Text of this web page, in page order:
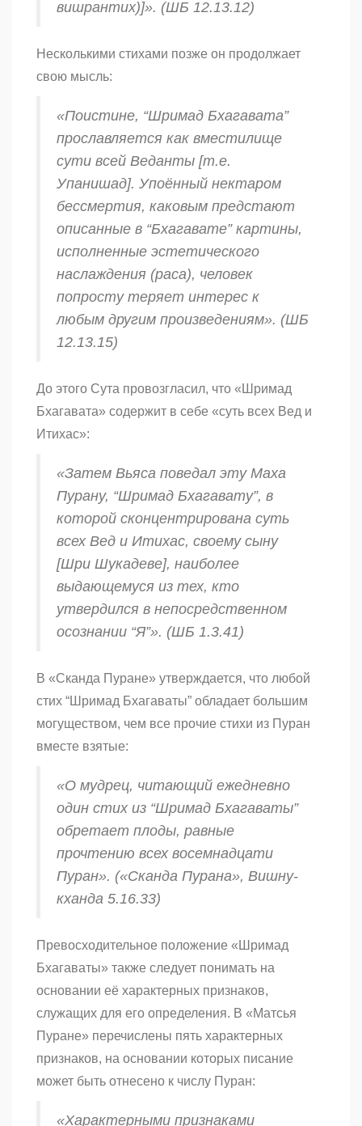
вишрантих)]». (ШБ 12.13.12)
Несколькими стихами позже он продолжает
свою мысль:
«Поистине, “Шримад Бхагавата”
прославляется как вместилище
сути всей Веданты [т.е.
Упанишад]. Упоённый нектаром
бессмертия, каковым предстают
описанные в “Бхагавате” картины,
исполненные эстетического
наслаждения (раса), человек
попросту теряет интерес к
любым другим произведениям». (ШБ
12.13.15)
До этого Сута провозгласил, что «Шримад
Бхагавата» содержит в себе «суть всех Вед и
Итихас»:
«Затем Вьяса поведал эту Маха
Пурану, “Шримад Бхагавату”, в
которой сконцентрирована суть
всех Вед и Итихас, своему сыну
[Шри Шукадеве], наиболее
выдающемуся из тех, кто
утвердился в непосредственном
осознании “Я”». (ШБ 1.3.41)
В «Сканда Пуране» утверждается, что любой
стих “Шримад Бхагаваты” обладает большим
могуществом, чем все прочие стихи из Пуран
вместе взятые:
«О мудрец, читающий ежедневно
один стих из “Шримад Бхагаваты”
обретает плоды, равные
прочтению всех восемнадцати
Пуран». («Сканда Пурана», Вишну-
кханда 5.16.33)
Превосходительное положение «Шримад
Бхагаваты» также следует понимать на
основании её характерных признаков,
служащих для его определения. В «Матсья
Пуране» перечислены пять характерных
признаков, на основании которых писание
может быть отнесено к числу Пуран:
«Характерными признаками